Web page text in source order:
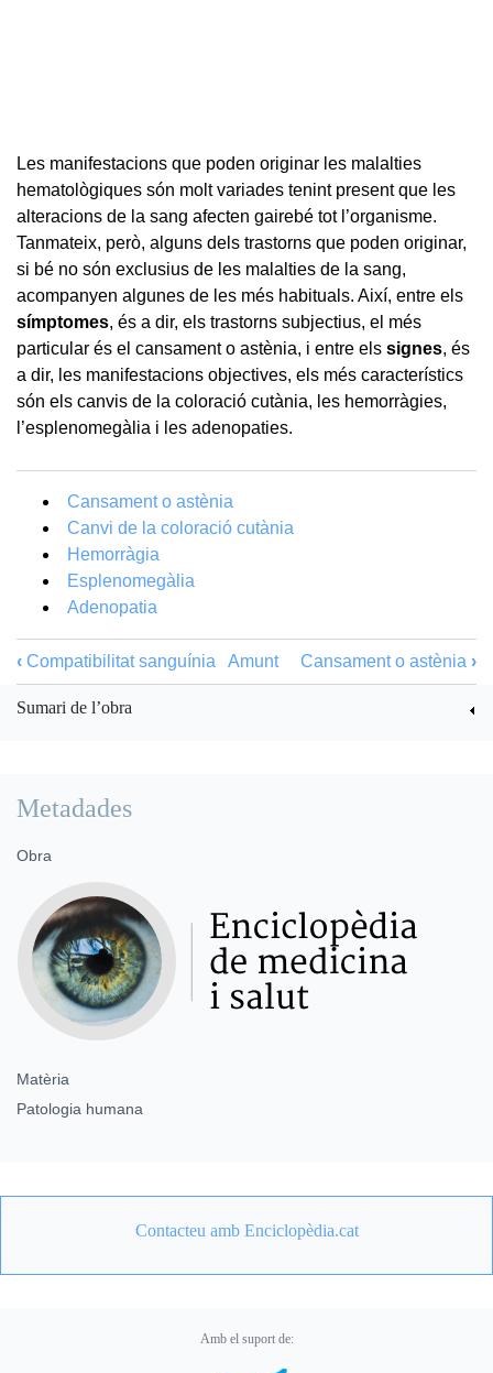
Les manifestacions que poden originar les malalties
hematològiques són molt variades tenint present que les
alteracions de la sang afecten gairebé tot l’organisme.
Tanmateix, però, alguns dels trastorns que poden originar,
si bé no són exclusius de les malalties de la sang,
acompanyen algunes de les més habituals. Així, entre els
símptomes, és a dir, els trastorns subjectius, el més
particular és el cansament o astènia, i entre els signes, és
a dir, les manifestacions objectives, els més característics
són els canvis de la coloració cutània, les hemorràgies,
l’esplenomegàlia i les adenopaties.
Cansament o astènia
Canvi de la coloració cutània
Hemorràgia
Esplenomegàlia
Adenopatia
‹ Compatibilitat sanguínia Amunt Cansament o astènia ›
Sumari de l’obra
Metadades
Obra
Matèria
Patologia humana
Contacteu amb Enciclopèdia.cat
Amb el suport de: